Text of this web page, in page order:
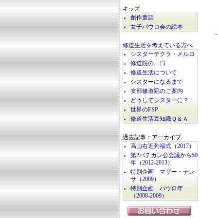
キッズ
創作童話
女子パウロ会の絵本
修道生活を考えている方へ
シスターテクラ・メルロ
修道院の一日
修道生活について
シスターになるまで
支部修道院のご案内
どうしてシスターに？
世界のFSP
修道生活豆知識Ｑ＆Ａ
過去記事：アーカイブ
高山右近列福式（2017）
第2バチカン公会議から50
年（2012-2013）
特別企画 マザー・テレ
サ（2009）
特別企画 パウロ年
（2008-2009）